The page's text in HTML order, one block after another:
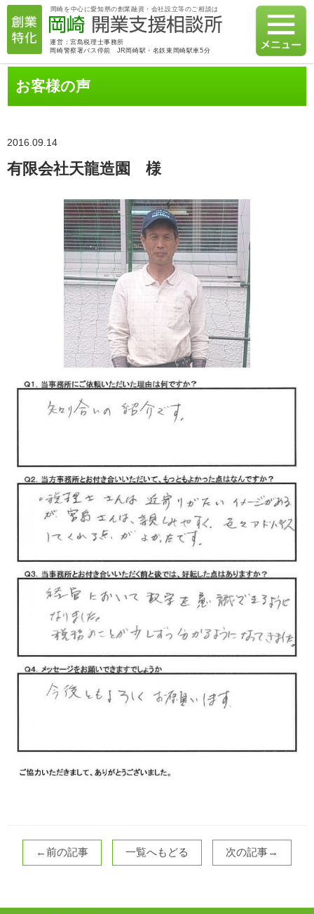
岡崎を中心に愛知県の創業融資・会社設立等のご相談は
運営：宮島税理士事務所
岡崎警察署バス停前 JR岡崎駅・名鉄東岡崎駅車5分
お客様の声
2016.09.14
有限会社天龍造園 様
←前の記事 一覧へもどる 次の記事→